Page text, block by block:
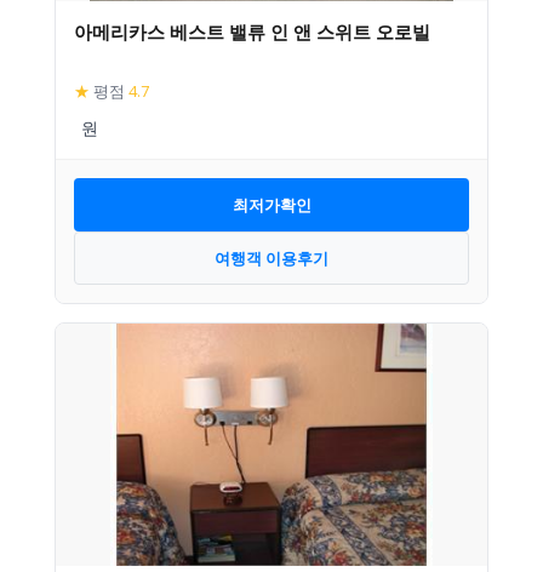
아메리카스 베스트 밸류 인 앤 스위트 오로빌
★ 평점 4.7
최저가확인
여행객 이용후기